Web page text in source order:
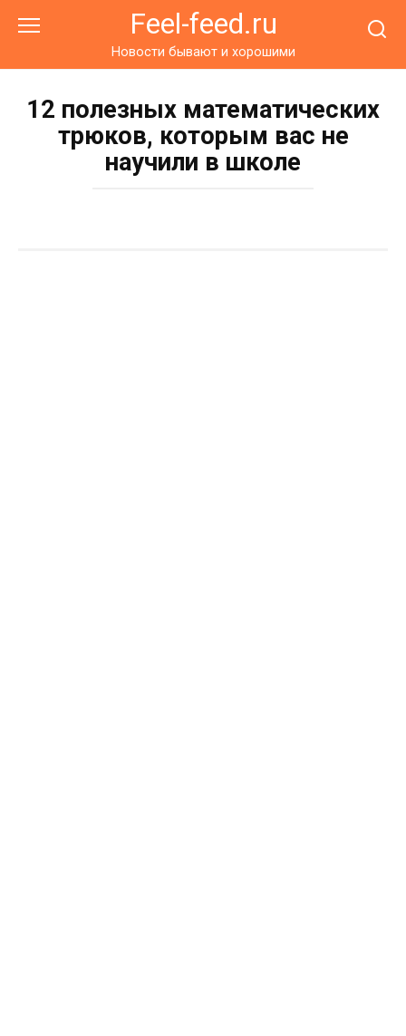
Feel-feed.ru
Новости бывают и хорошими
12 полезных математических
трюков, которым вас не
научили в школе